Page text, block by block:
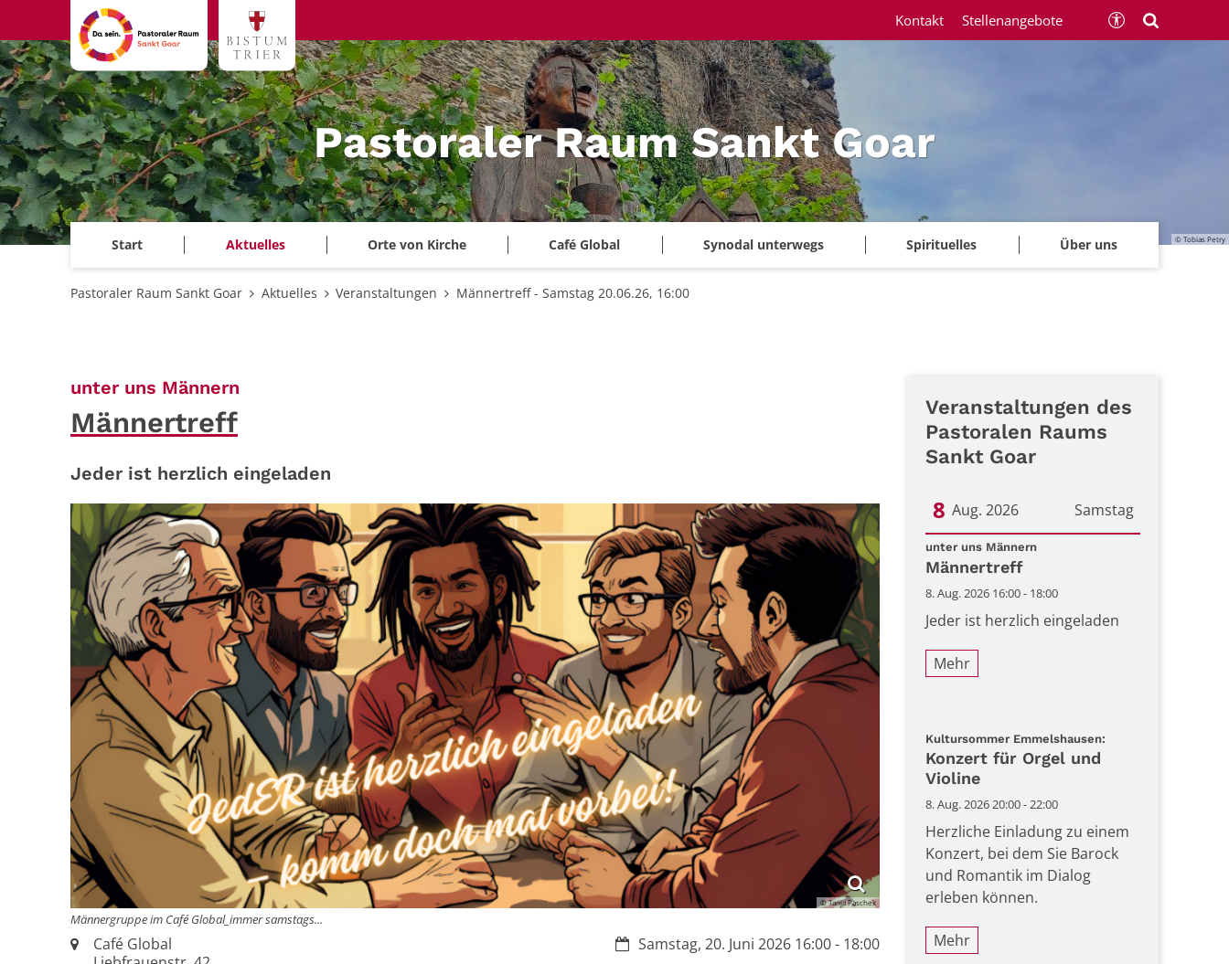
Zum Inhalt springen
© Tobias Petry
Pastoraler Raum Sankt Goar
Start Aktuelles Orte von Kirche Café Global Synodal unterwegs Spirituelles Über uns
Kontakt Stellenangebote
Pastoraler Raum Sankt Goar Aktuelles Veranstaltungen Männertreff - Samstag 20.06.26, 16:00
unter uns Männern
Männertreff
Jeder ist herzlich eingeladen
© Tanja Paschek
Männergruppe im Café Global_immer samstags...
Datum:
Samstag, 20. Juni 2026 16:00 - 18:00
Ort:Café Global
Veranstaltungen des
Pastoralen Raums
Sankt Goar
Samstag
8 Aug. 2026
Datum: 8. August 2026
unter uns Männern:
Männertreff
8. Aug. 2026 16:00 - 18:00
Jeder ist herzlich eingeladen
Mehr
Kultursommer Emmelshausen:
Konzert für Orgel und
Violine
8. Aug. 2026 20:00 - 22:00
Herzliche Einladung zu einem
Konzert, bei dem Sie Barock
und Romantik im Dialog
erleben können.
Mehr